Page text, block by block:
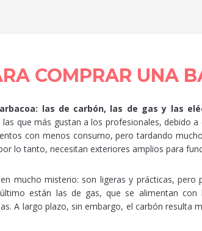
COMPRAR UNA
las de carbón, las de gas y las
que más gustan a los profesionales, debido
con menos consumo, pero tardando
lo tanto, necesitan exteriores amplios para
mucho misterio: son ligeras y prácticas, pero
están las de gas, que se alimentan
A largo plazo, sin embargo, el carbón resulta